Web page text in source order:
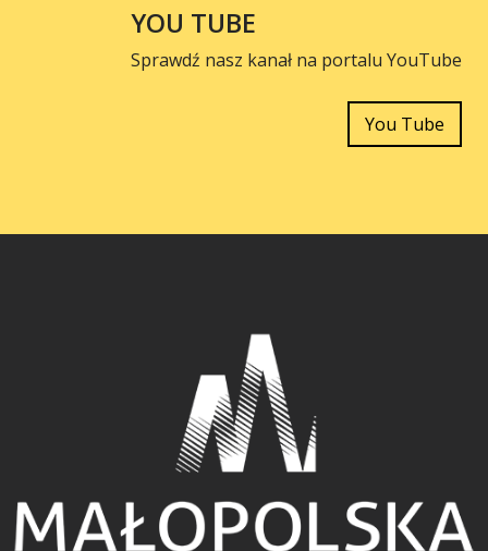
YOU TUBE
Sprawdź nasz kanał na portalu YouTube
You Tube